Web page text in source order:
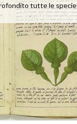
tutte le specie